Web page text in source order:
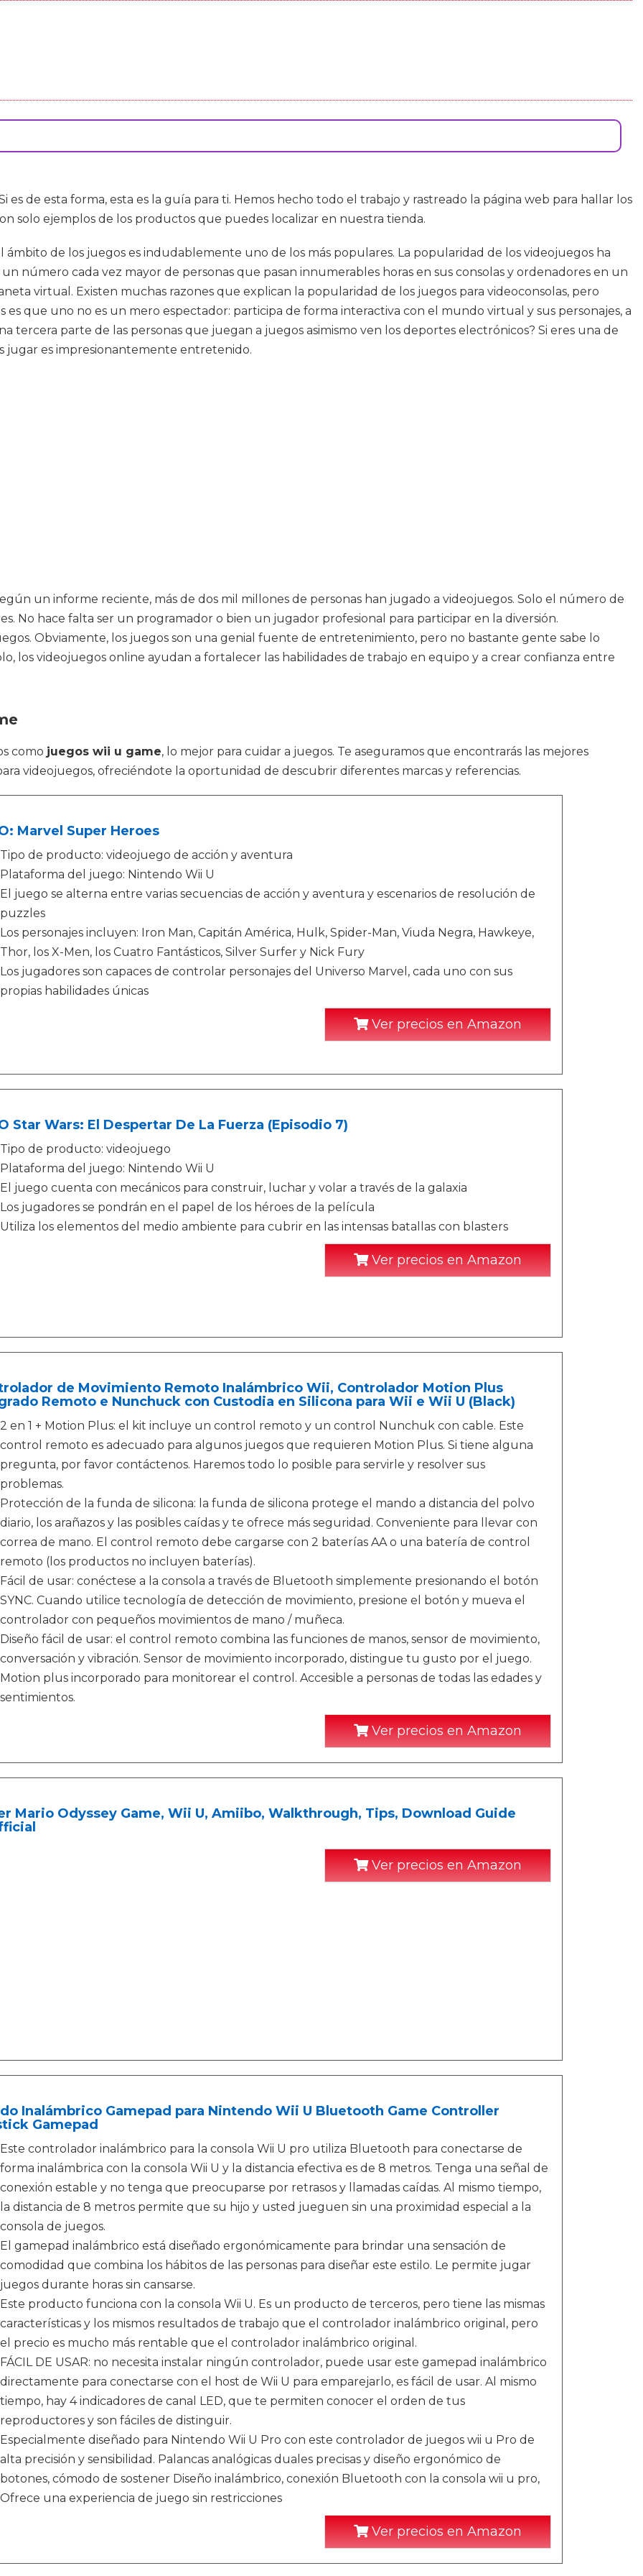
es de esta forma, esta es la guía para ti. Hemos hecho todo el trabajo y rastreado la página web para hallar los
solo ejemplos de los productos que puedes localizar en nuestra tienda.
ámbito de los juegos es indudablemente uno de los más populares. La popularidad de los videojuegos ha
número cada vez mayor de personas que pasan innumerables horas en sus consolas y ordenadores en un
virtual. Existen muchas razones que explican la popularidad de los juegos para videoconsolas, pero
que uno no es un mero espectador: participa de forma interactiva con el mundo virtual y sus personajes, a
tercera parte de las personas que juegan a juegos asimismo ven los deportes electrónicos? Si eres una de
jugar es impresionantemente entretenido.
un informe reciente, más de dos mil millones de personas han jugado a videojuegos. Solo el número de
No hace falta ser un programador o bien un jugador profesional para participar en la diversión.
Obviamente, los juegos son una genial fuente de entretenimiento, pero no bastante gente sabe lo
los videojuegos online ayudan a fortalecer las habilidades de trabajo en equipo y a crear confianza entre
como juegos wii u game, lo mejor para cuidar a juegos. Te aseguramos que encontrarás las mejores
videojuegos, ofreciéndote la oportunidad de descubrir diferentes marcas y referencias.
Marvel Super Heroes
Tipo de producto: videojuego de acción y aventura
Plataforma del juego: Nintendo Wii U
El juego se alterna entre varias secuencias de acción y aventura y escenarios de resolución de
puzzles
Los personajes incluyen: Iron Man, Capitán América, Hulk, Spider-Man, Viuda Negra, Hawkeye,
Thor, los X-Men, los Cuatro Fantásticos, Silver Surfer y Nick Fury
Los jugadores son capaces de controlar personajes del Universo Marvel, cada uno con sus
propias habilidades únicas
Ver precios en Amazon
Star Wars: El Despertar De La Fuerza (Episodio 7)
Tipo de producto: videojuego
Plataforma del juego: Nintendo Wii U
El juego cuenta con mecánicos para construir, luchar y volar a través de la galaxia
Los jugadores se pondrán en el papel de los héroes de la película
Utiliza los elementos del medio ambiente para cubrir en las intensas batallas con blasters
Ver precios en Amazon
de Movimiento Remoto Inalámbrico Wii, Controlador Motion Plus
Remoto e Nunchuck con Custodia en Silicona para Wii e Wii U (Black)
2 en 1 + Motion Plus: el kit incluye un control remoto y un control Nunchuk con cable. Este
control remoto es adecuado para algunos juegos que requieren Motion Plus. Si tiene alguna
pregunta, por favor contáctenos. Haremos todo lo posible para servirle y resolver sus
problemas.
Protección de la funda de silicona: la funda de silicona protege el mando a distancia del polvo
diario, los arañazos y las posibles caídas y te ofrece más seguridad. Conveniente para llevar con
correa de mano. El control remoto debe cargarse con 2 baterías AA o una batería de control
remoto (los productos no incluyen baterías).
Fácil de usar: conéctese a la consola a través de Bluetooth simplemente presionando el botón
SYNC. Cuando utilice tecnología de detección de movimiento, presione el botón y mueva el
controlador con pequeños movimientos de mano / muñeca.
Diseño fácil de usar: el control remoto combina las funciones de manos, sensor de movimiento,
conversación y vibración. Sensor de movimiento incorporado, distingue tu gusto por el juego.
Motion plus incorporado para monitorear el control. Accesible a personas de todas las edades y
sentimientos.
Ver precios en Amazon
Mario Odyssey Game, Wii U, Amiibo, Walkthrough, Tips, Download Guide
Ver precios en Amazon
Inalámbrico Gamepad para Nintendo Wii U Bluetooth Game Controller
Gamepad
Este controlador inalámbrico para la consola Wii U pro utiliza Bluetooth para conectarse de
forma inalámbrica con la consola Wii U y la distancia efectiva es de 8 metros. Tenga una señal de
conexión estable y no tenga que preocuparse por retrasos y llamadas caídas. Al mismo tiempo,
la distancia de 8 metros permite que su hijo y usted jueguen sin una proximidad especial a la
consola de juegos.
El gamepad inalámbrico está diseñado ergonómicamente para brindar una sensación de
comodidad que combina los hábitos de las personas para diseñar este estilo. Le permite jugar
juegos durante horas sin cansarse.
Este producto funciona con la consola Wii U. Es un producto de terceros, pero tiene las mismas
características y los mismos resultados de trabajo que el controlador inalámbrico original, pero
el precio es mucho más rentable que el controlador inalámbrico original.
FÁCIL DE USAR: no necesita instalar ningún controlador, puede usar este gamepad inalámbrico
directamente para conectarse con el host de Wii U para emparejarlo, es fácil de usar. Al mismo
tiempo, hay 4 indicadores de canal LED, que te permiten conocer el orden de tus
reproductores y son fáciles de distinguir.
Especialmente diseñado para Nintendo Wii U Pro con este controlador de juegos wii u Pro de
alta precisión y sensibilidad. Palancas analógicas duales precisas y diseño ergonómico de
botones, cómodo de sostener Diseño inalámbrico, conexión Bluetooth con la consola wii u pro,
Ofrece una experiencia de juego sin restricciones
Ver precios en Amazon